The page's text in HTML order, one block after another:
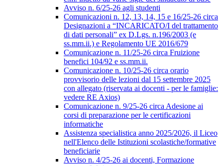
Avviso n. 6/25-26 agli studenti
Comunicazioni n. 12, 13, 14, 15 e 16/25-26 circa
Designazioni a “INCARICATO/I del trattamento
di dati personali” ex D.Lgs. n.196/2003 (e
ss.mm.ii.) e Regolamento UE 2016/679
Comunicazione n. 11/25-26 circa Fruizione
benefici 104/92 e ss.mm.ii.
Comunicazione n. 10/25-26 circa orario
provvisorio delle lezioni dal 15 settembre 2025
con allegato (riservata ai docenti - per le famiglie:
vedere RE Axios)
Comunicazione n. 9/25-26 circa Adesione ai
corsi di preparazione per le certificazioni
informatiche
Assistenza specialistica anno 2025/2026, il Liceo
nell'Elenco delle Istituzioni scolastiche/formative
beneficiarie
Avviso n. 4/25-26 ai docenti, Formazione